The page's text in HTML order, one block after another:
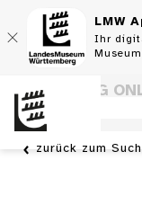
LMW
Ihr
SAMMLUNG
WÜRTTEMBERG
zurück zum